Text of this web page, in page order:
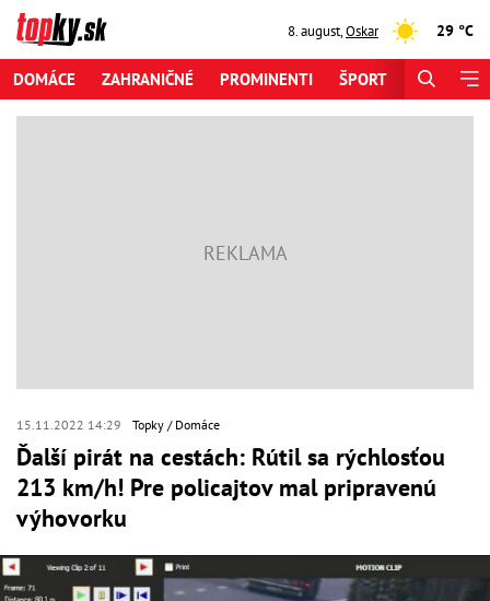
8. august,Oskar 29 °C
DOMÁCE ZAHRANIČNÉ PROMINENTI ŠPORT
15.11.2022 14:29 Topky Domáce
Ďalší pirát na cestách: Rútil sa rýchlosťou
213 km/h! Pre policajtov mal pripravenú
výhovorku